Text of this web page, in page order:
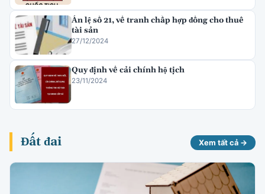
Án lệ số 21, về tranh chấp hợp đồng cho thuê
tài sản
27/12/2024
Quy định về cải chính hộ tịch
23/11/2024
Đất đai Xem tất cả →